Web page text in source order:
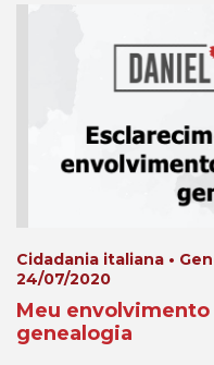
Cidadania italiana •
24/07/2020
Meu
genealogia